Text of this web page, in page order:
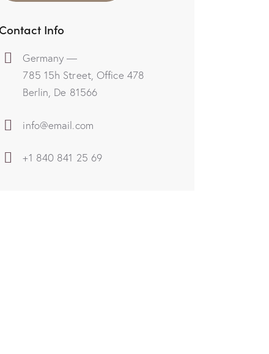
Contact Info
Germany —
785 15h Street, Office 478
Berlin, De 81566
info@email.com
+1 840 841 25 69